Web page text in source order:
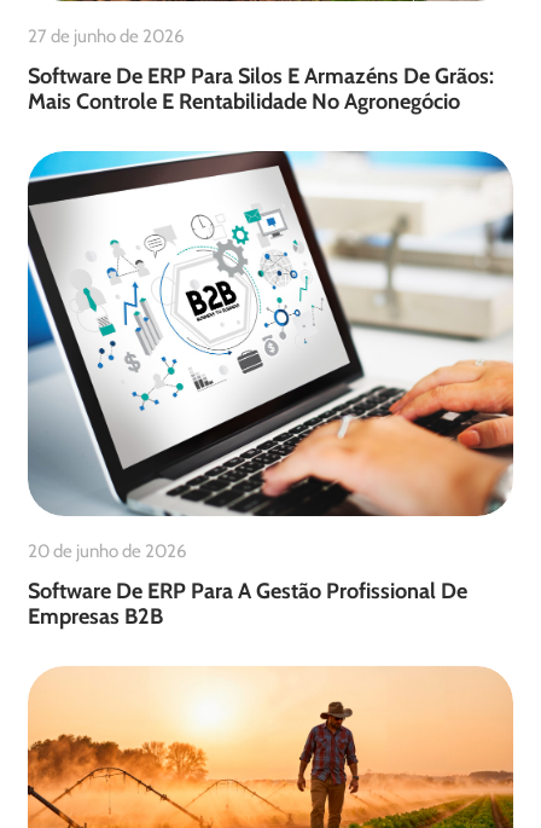
27 de junho de 2026
Software De ERP Para Silos E Armazéns De Grãos:
Mais Controle E Rentabilidade No Agronegócio
20 de junho de 2026
Software De ERP Para A Gestão Profissional De
Empresas B2B